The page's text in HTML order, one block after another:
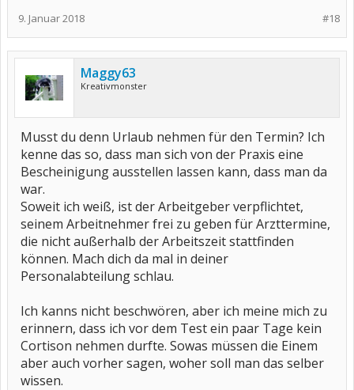
#18
9. Januar 2018
Maggy63
Kreativmonster
Musst du denn Urlaub nehmen für den Termin? Ich
kenne das so, dass man sich von der Praxis eine
Bescheinigung ausstellen lassen kann, dass man da
war.
Soweit ich weiß, ist der Arbeitgeber verpflichtet,
seinem Arbeitnehmer frei zu geben für Arzttermine,
die nicht außerhalb der Arbeitszeit stattfinden
können. Mach dich da mal in deiner
Personalabteilung schlau.
Ich kanns nicht beschwören, aber ich meine mich zu
erinnern, dass ich vor dem Test ein paar Tage kein
Cortison nehmen durfte. Sowas müssen die Einem
aber auch vorher sagen, woher soll man das selber
wissen.